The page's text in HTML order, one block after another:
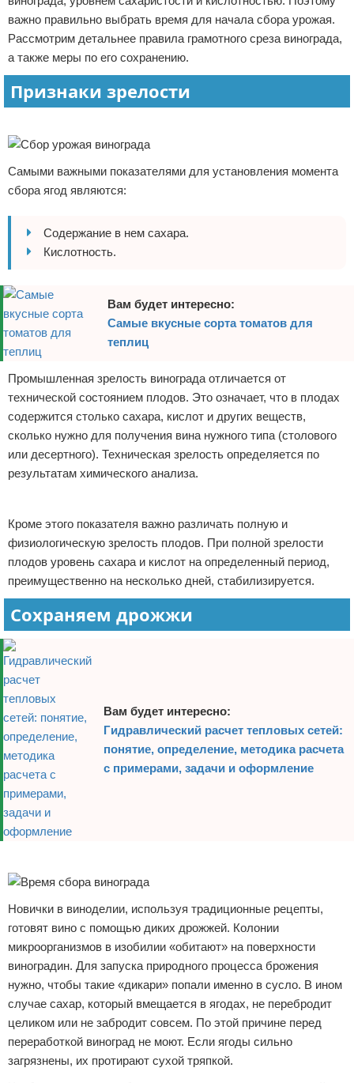
Финансы
Отказ от ответственности
важно правильно выбрать время для начала сбора урожая.
Рассмотрим детальнее правила грамотного среза винограда,
а также меры по его сохранению.
Признаки зрелости
Самыми важными показателями для установления момента
сбора ягод являются:
Содержание в нем сахара.
Кислотность.
Вам будет интересно:
Самые вкусные сорта томатов для
теплиц
Промышленная зрелость винограда отличается от
технической состоянием плодов. Это означает, что в плодах
содержится столько сахара, кислот и других веществ,
сколько нужно для получения вина нужного типа (столового
или десертного). Техническая зрелость определяется по
результатам химического анализа.
Кроме этого показателя важно различать полную и
физиологическую зрелость плодов. При полной зрелости
плодов уровень сахара и кислот на определенный период,
преимущественно на несколько дней, стабилизируется.
Сохраняем дрожжи
Вам будет интересно:
Гидравлический расчет тепловых сетей:
понятие, определение, методика расчета
с примерами, задачи и оформление
Новички в виноделии, используя традиционные рецепты,
готовят вино с помощью диких дрожжей. Колонии
микроорганизмов в изобилии «обитают» на поверхности
виноградин. Для запуска природного процесса брожения
нужно, чтобы такие «дикари» попали именно в сусло. В ином
случае сахар, который вмещается в ягодах, не перебродит
целиком или не забродит совсем. По этой причине перед
переработкой виноград не моют. Если ягоды сильно
загрязнены, их протирают сухой тряпкой.